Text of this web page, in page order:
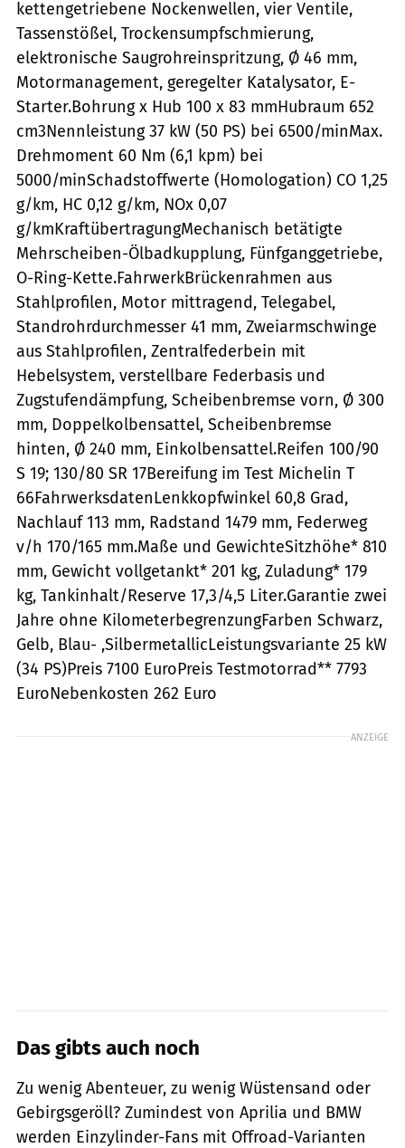
kettengetriebene Nockenwellen, vier Ventile,
Tassenstößel, Trockensumpfschmierung,
elektronische Saugrohreinspritzung, Ø 46 mm,
Motormanagement, geregelter Katalysator, E-
Starter.Bohrung x Hub 100 x 83 mmHubraum 652
cm3Nennleistung 37 kW (50 PS) bei 6500/minMax.
Drehmoment 60 Nm (6,1 kpm) bei
5000/minSchadstoffwerte (Homologation) CO 1,25
g/km, HC 0,12 g/km, NOx 0,07
g/kmKraftübertragungMechanisch betätigte
Mehrscheiben-Ölbadkupplung, Fünfganggetriebe,
O-Ring-Kette.FahrwerkBrückenrahmen aus
Stahlprofilen, Motor mittragend, Telegabel,
Standrohrdurchmesser 41 mm, Zweiarmschwinge
aus Stahlprofilen, Zentralfederbein mit
Hebelsystem, verstellbare Federbasis und
Zugstufendämpfung, Scheibenbremse vorn, Ø 300
mm, Doppelkolbensattel, Scheibenbremse
hinten, Ø 240 mm, Einkolbensattel.Reifen 100/90
S 19; 130/80 SR 17Bereifung im Test Michelin T
66FahrwerksdatenLenkkopfwinkel 60,8 Grad,
Nachlauf 113 mm, Radstand 1479 mm, Federweg
v/h 170/165 mm.Maße und GewichteSitzhöhe* 810
mm, Gewicht vollgetankt* 201 kg, Zuladung* 179
kg, Tankinhalt/Reserve 17,3/4,5 Liter.Garantie zwei
Jahre ohne KilometerbegrenzungFarben Schwarz,
Gelb, Blau- ,SilbermetallicLeistungsvariante 25 kW
(34 PS)Preis 7100 EuroPreis Testmotorrad** 7793
EuroNebenkosten 262 Euro
ANZEIGE
Das gibts auch noch
Zu wenig Abenteuer, zu wenig Wüstensand oder
Gebirgsgeröll? Zumindest von Aprilia und BMW
werden Einzylinder-Fans mit Offroad-Varianten